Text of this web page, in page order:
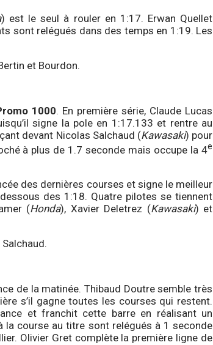
) est le seul à rouler en 1:17. Erwan Quellet
sont relégués dans des temps en 1:19. Les
et Bourdon.
1000. En première série, Claude Lucas
signe la pole en 1:17.133 et rentre au
devant Nicolas Salchaud (Kawasaki) pour
à plus de 1.7 seconde mais occupe la 4e
des dernières courses et signe le meilleur
des 1:18. Quatre pilotes se tiennent
(Honda), Xavier Deletrez (Kawasaki) et
de la matinée. Thibaud Doutre semble très
s’il gagne toutes les courses qui restent.
et franchit cette barre en réalisant un
la course au titre sont relégués à 1 seconde
Olivier Gret complète la première ligne de